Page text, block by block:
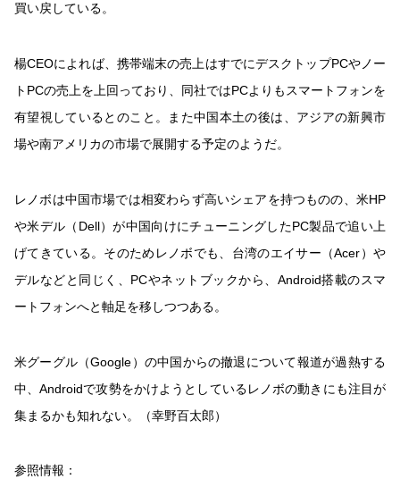
買い戻している。
楊CEOによれば、携帯端末の売上はすでにデスクトップPCやノー
トPCの売上を上回っており、同社ではPCよりもスマートフォンを
有望視しているとのこと。また中国本土の後は、アジアの新興市
場や南アメリカの市場で展開する予定のようだ。
レノボは中国市場では相変わらず高いシェアを持つものの、米HP
や米デル（Dell）が中国向けにチューニングしたPC製品で追い上
げてきている。そのためレノボでも、台湾のエイサー（Acer）や
デルなどと同じく、PCやネットブックから、Android搭載のスマ
ートフォンへと軸足を移しつつある。
米グーグル（Google）の中国からの撤退について報道が過熱する
中、Androidで攻勢をかけようとしているレノボの動きにも注目が
集まるかも知れない。（幸野百太郎）
参照情報：